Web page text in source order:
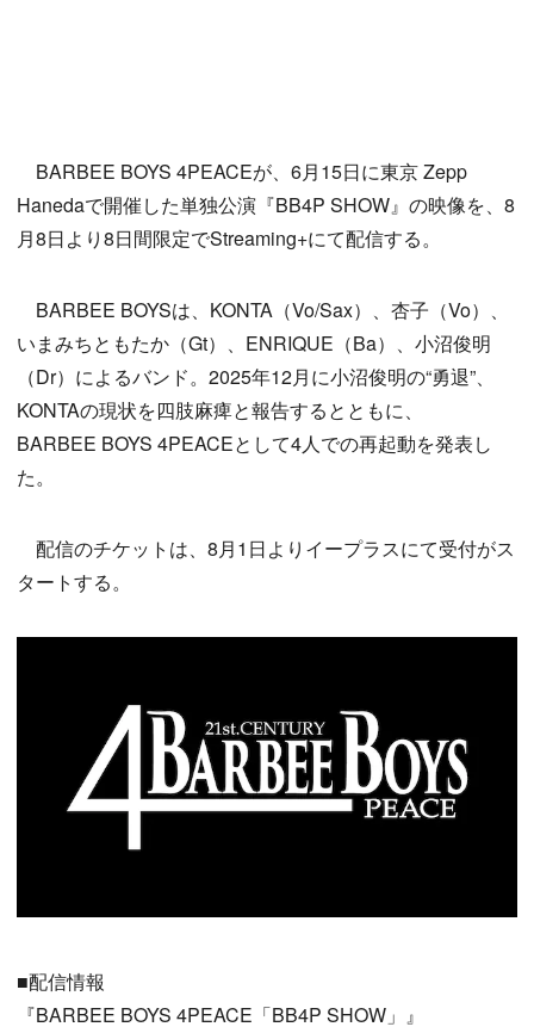
BARBEE BOYS 4PEACEが、6月15日に東京 Zepp
Hanedaで開催した単独公演『BB4P SHOW』の映像を、8
月8日より8日間限定でStreaming+にて配信する。
BARBEE BOYSは、KONTA（Vo/Sax）、杏子（Vo）、
いまみちともたか（Gt）、ENRIQUE（Ba）、小沼俊明
（Dr）によるバンド。2025年12月に小沼俊明の“勇退”、
KONTAの現状を四肢麻痺と報告するとともに、
BARBEE BOYS 4PEACEとして4人での再起動を発表し
た。
配信のチケットは、8月1日よりイープラスにて受付がス
タートする。
■配信情報
『BARBEE BOYS 4PEACE「BB4P SHOW」』